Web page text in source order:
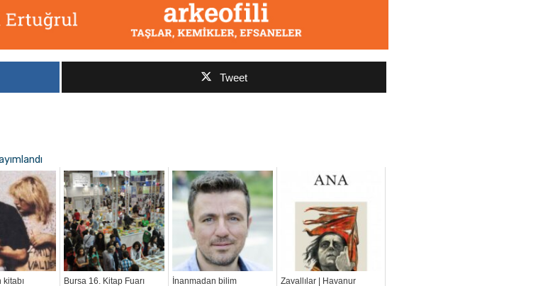
Tweet
kitabı
Bursa 16. Kitap Fuarı
İnanmadan bilim
Zavallılar | Havanur